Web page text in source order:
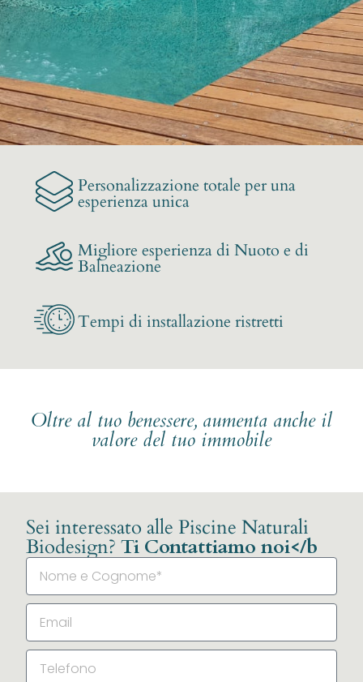
Personalizzazione totale per una
esperienza unica
Migliore esperienza di Nuoto e di
Balneazione
Tempi di installazione ristretti
Oltre al tuo benessere, aumenta anche il
valore del tuo immobile
Sei interessato alle Piscine Naturali
Biodesign? Ti Contattiamo noi</b